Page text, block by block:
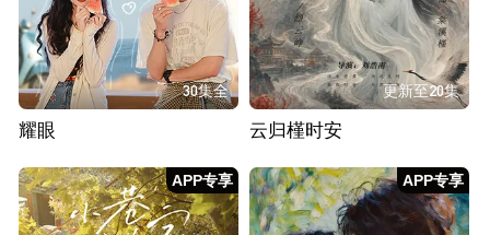
30集全
耀眼
更新至20集
云归槿时安
APP专享 APP专享